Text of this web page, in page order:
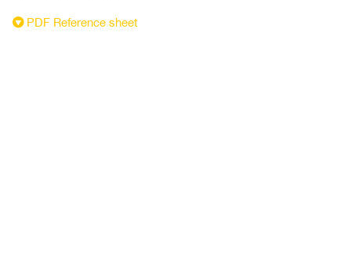
PDF Reference sheet